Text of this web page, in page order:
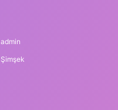
admin
Şimşek